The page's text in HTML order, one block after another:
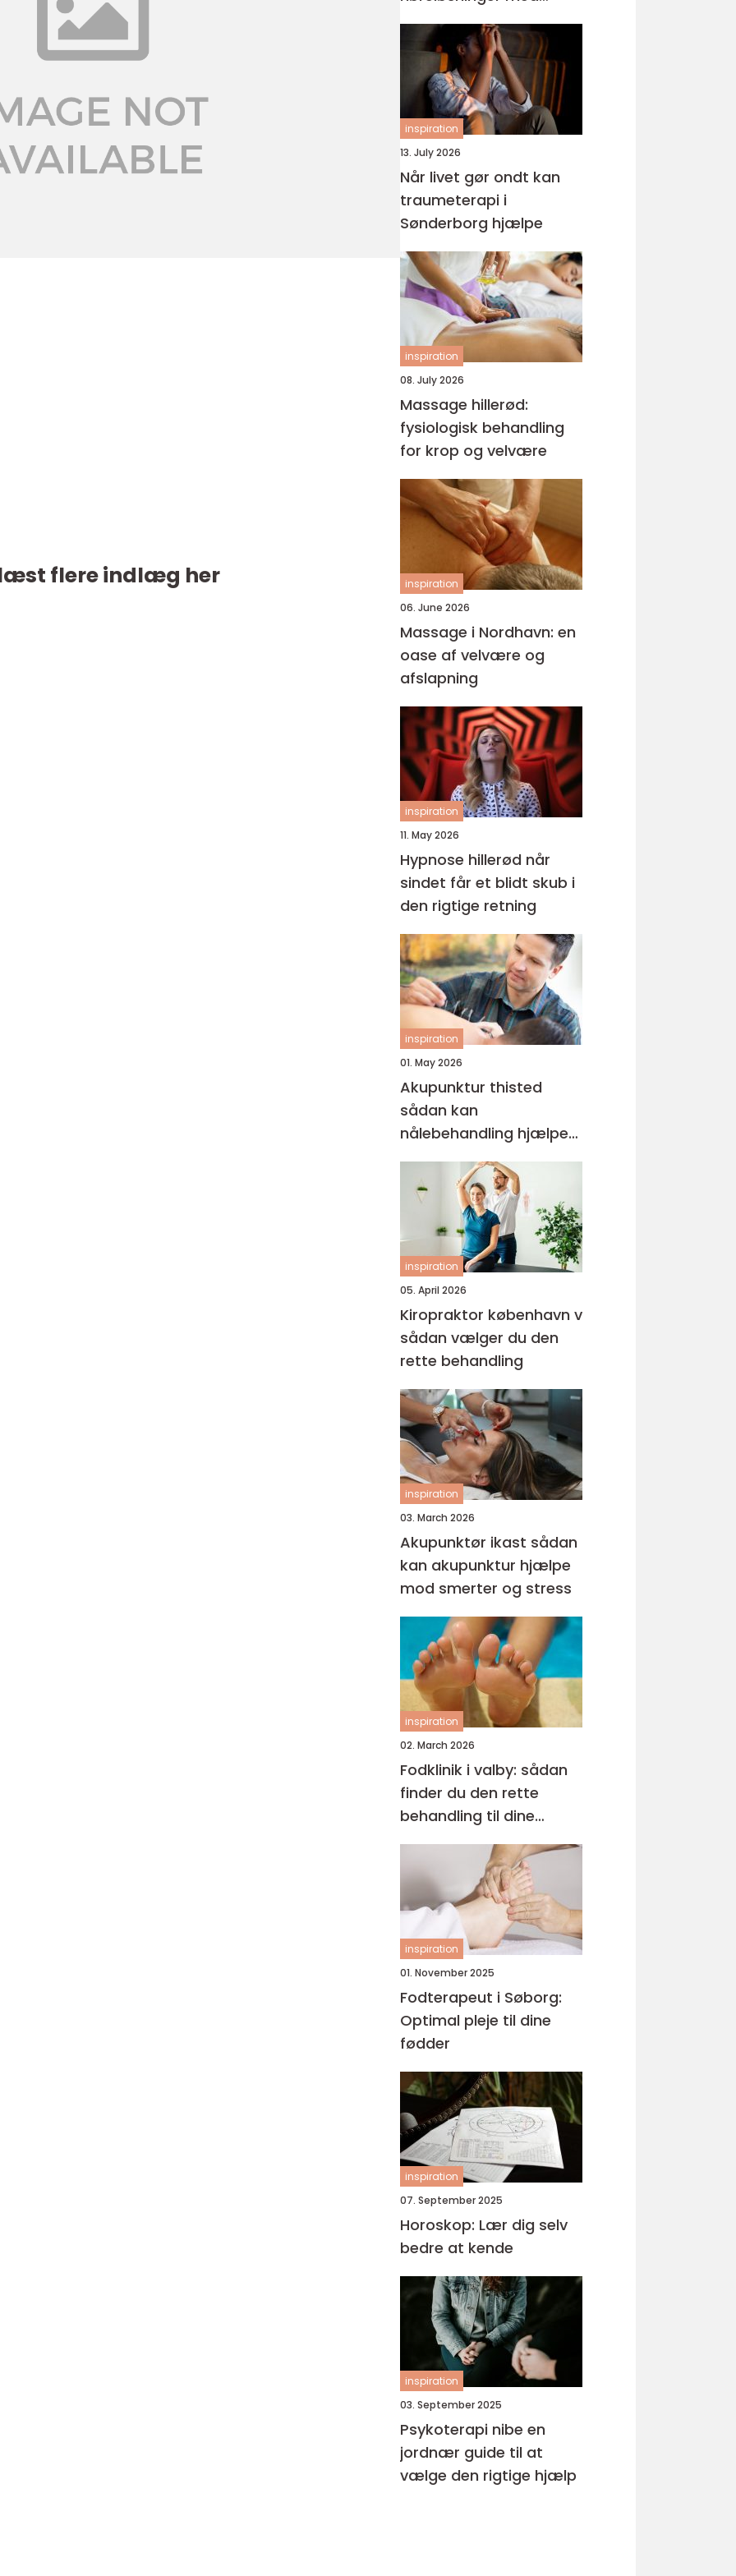
flere indlæg her
fokus på hverdagen
inspiration
13. July 2026
Når livet gør ondt kan
traumeterapi i
Sønderborg hjælpe
inspiration
08. July 2026
Massage hillerød:
fysiologisk behandling
for krop og velvære
inspiration
06. June 2026
Massage i Nordhavn: en
oase af velvære og
afslapning
inspiration
11. May 2026
Hypnose hillerød når
sindet får et blidt skub i
den rigtige retning
inspiration
01. May 2026
Akupunktur thisted
sådan kan
nålebehandling hjælpe
krop og sind
inspiration
05. April 2026
Kiropraktor københavn v
sådan vælger du den
rette behandling
inspiration
03. March 2026
Akupunktør ikast sådan
kan akupunktur hjælpe
mod smerter og stress
inspiration
02. March 2026
Fodklinik i valby: sådan
finder du den rette
behandling til dine
fødder
inspiration
01. November 2025
Fodterapeut i Søborg:
Optimal pleje til dine
fødder
inspiration
07. September 2025
Horoskop: Lær dig selv
bedre at kende
inspiration
03. September 2025
Psykoterapi nibe en
jordnær guide til at
vælge den rigtige hjælp